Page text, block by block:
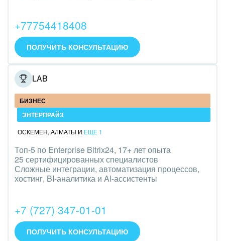
+77754418408
ПОЛУЧИТЬ КОНСУЛЬТАЦИЮ
ONELAB
БИЗНЕС
ЭНТЕРПРАЙЗ
ОСКЕМЕН, АЛМАТЫ И ЕЩЕ 1
Топ-5 по Enterprise Bitrix24, 17+ лет опыта
25 сертифицированных специалистов
Сложные интеграции, автоматизация процессов,
хостинг, BI-аналитика и AI-ассистенты
+7 (727) 347-01-01
ПОЛУЧИТЬ КОНСУЛЬТАЦИЮ